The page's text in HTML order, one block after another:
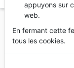
Vous ne
depuis votre
appuyons sur
web.
En fermant cette
tous les cookies.